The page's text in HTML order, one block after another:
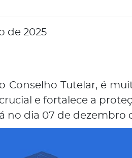
de 2025
Conselho Tutelar, é
e fortalece a
no dia 07 de dezembro